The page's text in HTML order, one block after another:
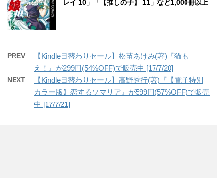
レイ 10」「【推しの子】 11」など1,000冊以上
PREV
【Kindle日替わりセール】松苗あけみ(著)『猫も
え！』が299円(54%OFF)で販売中 [17/7/20]
NEXT
【Kindle日替わりセール】高野秀行(著)『【電子特別
カラー版】恋するソマリア』が599円(57%OFF)で販売
中 [17/7/21]